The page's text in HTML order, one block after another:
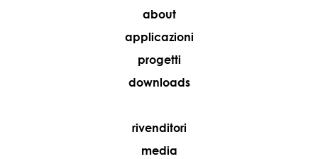
about
applicazioni
progetti
downloads
rivenditori
media